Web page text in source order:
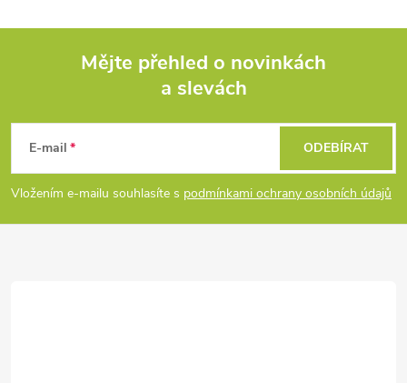
a
í
p
p
Mějte přehled o novinkách
a slevách
E-mail
Vložením e-mailu souhlasíte s podmínkami ochrany osobních údajů
ODEBÍRAT